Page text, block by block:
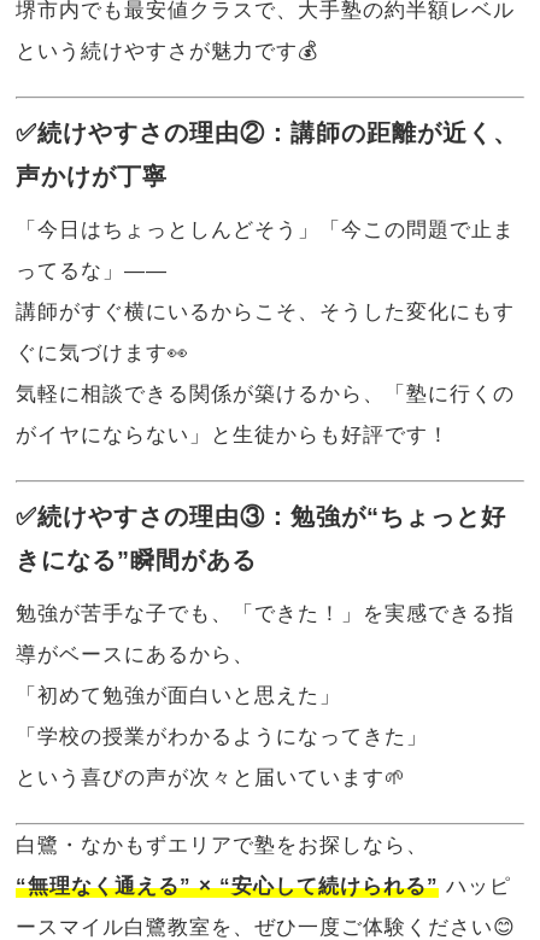
堺市内でも最安値クラスで、大手塾の約半額レベル
という続けやすさが魅力です💰
✅続けやすさの理由②：講師の距離が近く、
声かけが丁寧
「今日はちょっとしんどそう」「今この問題で止ま
ってるな」――
講師がすぐ横にいるからこそ、そうした変化にもす
ぐに気づけます👀
気軽に相談できる関係が築けるから、「塾に行くの
がイヤにならない」と生徒からも好評です！
✅続けやすさの理由③：勉強が“ちょっと好
きになる”瞬間がある
勉強が苦手な子でも、「できた！」を実感できる指
導がベースにあるから、
「初めて勉強が面白いと思えた」
「学校の授業がわかるようになってきた」
という喜びの声が次々と届いています🌱
白鷺・なかもずエリアで塾をお探しなら、
“無理なく通える” × “安心して続けられる” ハッピ
ースマイル白鷺教室を、ぜひ一度ご体験ください😊